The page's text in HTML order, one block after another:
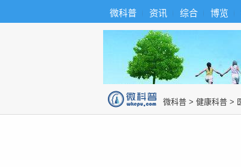
微科普 资讯 综合 博览
微科普 > 健康科普 >